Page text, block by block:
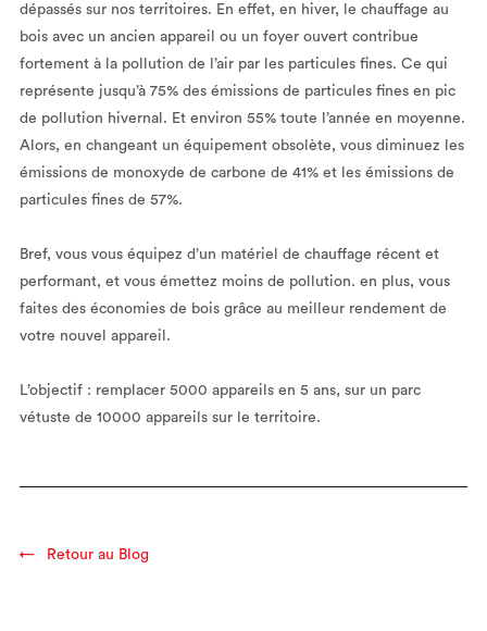
dépassés sur nos territoires. En effet, en hiver, le chauffage au
bois avec un ancien appareil ou un foyer ouvert contribue
fortement à la pollution de l’air par les particules fines. Ce qui
représente jusqu’à 75% des émissions de particules fines en pic
de pollution hivernal. Et environ 55% toute l’année en moyenne.
Alors, en changeant un équipement obsolète, vous diminuez les
émissions de monoxyde de carbone de 41% et les émissions de
particules fines de 57%.
Bref, vous vous équipez d’un matériel de chauffage récent et
performant, et vous émettez moins de pollution. en plus, vous
faites des économies de bois grâce au meilleur rendement de
votre nouvel appareil.
L’objectif : remplacer 5000 appareils en 5 ans, sur un parc
vétuste de 10000 appareils sur le territoire.
Retour au Blog